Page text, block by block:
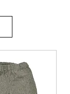
かけがえのな
す。